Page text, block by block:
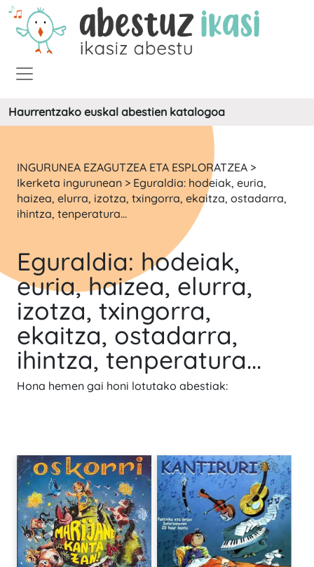
Haurrentzako euskal abestien katalogoa
INGURUNEA EZAGUTZEA ETA ESPLORATZEA >
Ikerketa ingurunean > Eguraldia: hodeiak, euria,
haizea, elurra, izotza, txingorra, ekaitza, ostadarra,
ihintza, tenperatura...
Eguraldia: hodeiak,
euria, haizea, elurra,
izotza, txingorra,
ekaitza, ostadarra,
ihintza, tenperatura...
Hona hemen gai honi lotutako abestiak: